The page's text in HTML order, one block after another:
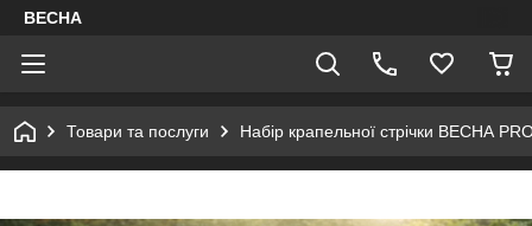
ВЕСНА
Товари та послуги Набір крапельної стрічки ВЕСНА